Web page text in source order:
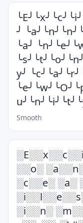
╯
╰a╯
y╯
Smooth
░░o░
░c░░e░ ░a░
░i░░n░